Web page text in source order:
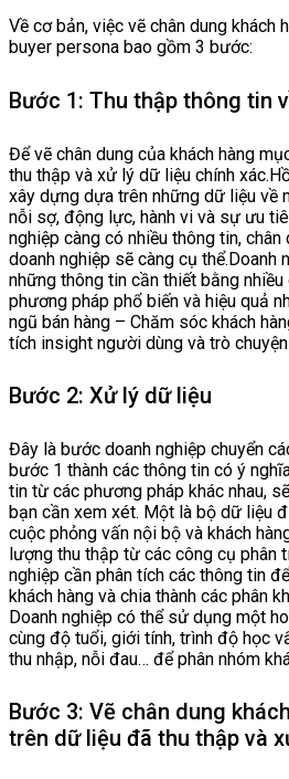
Về cơ bản, việc vẽ chân dung khách
buyer persona bao gồm 3 bước:
Bước 1: Thu thập thông tin
Để vẽ chân dung của khách hàng
thu thập và xử lý dữ liệu chính
xây dựng dựa trên những dữ liệu về
nỗi sợ, động lực, hành vi và sự ưu
nghiệp càng có nhiều thông tin, chân
doanh nghiệp sẽ càng cụ thể.Doanh
những thông tin cần thiết bằng nhiều
phương pháp phổ biến và hiệu quả
ngũ bán hàng – Chăm sóc khách
tích insight người dùng và trò
Bước 2: Xử lý dữ liệu
Đây là bước doanh nghiệp chuyển
bước 1 thành các thông tin có ý
tin từ các phương pháp khác nhau,
bạn cần xem xét. Một là bộ dữ liệu
cuộc phỏng vấn nội bộ và khách
lượng thu thập từ các công cụ phân
nghiệp cần phân tích các thông tin
khách hàng và chia thành các phân
Doanh nghiệp có thể sử dụng một
cùng độ tuổi, giới tính, trình độ học
thu nhập, nỗi đau… để phân nhóm
Bước 3: Vẽ chân dung
trên dữ liệu đã thu thập và